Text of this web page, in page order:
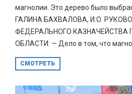
магнолии. Это дерево было
ГАЛИНА БАХВАЛОВА, И.О.
ФЕДЕРАЛЬНОГО КАЗНАЧЕЙСТВА
ОБЛАСТИ: — Дело в том, что
СМОТРЕТЬ